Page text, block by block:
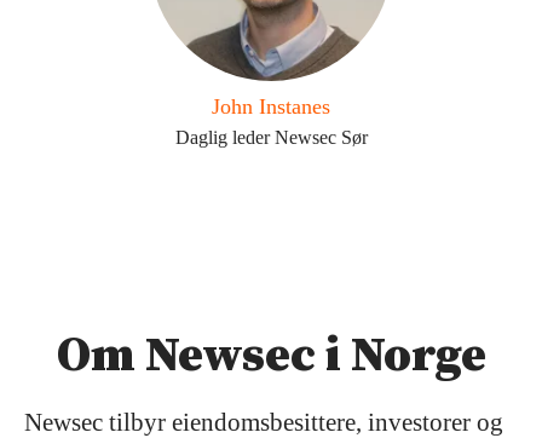
John Instanes
Daglig leder Newsec Sør
Om Newsec i Norge
Newsec tilbyr eiendomsbesittere, investorer og